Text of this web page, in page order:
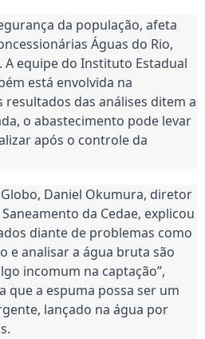
da população, afeta
Águas do Rio,
A equipe do Instituto Estadual
está envolvida na
resultados das análises ditem a
o abastecimento pode levar
após o controle da
Daniel Okumura, diretor
da Cedae, explicou
diante de problemas como
e analisar a água bruta são
incomum na captação”,
que a espuma possa ser um
lançado na água por